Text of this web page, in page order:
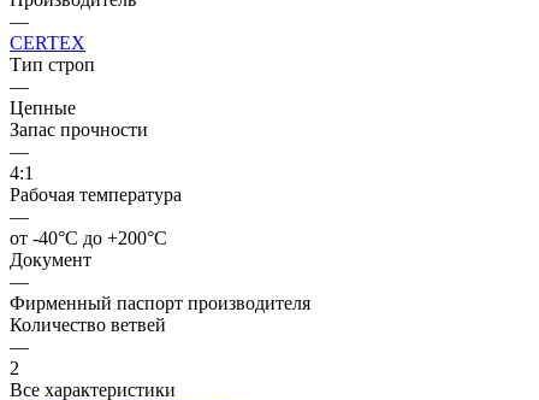
—
CERTEX
Тип строп
—
Цепные
Запас прочности
—
4:1
Рабочая температура
—
от -40°C до +200°C
Документ
—
Фирменный паспорт производителя
Количество ветвей
—
2
Все характеристики